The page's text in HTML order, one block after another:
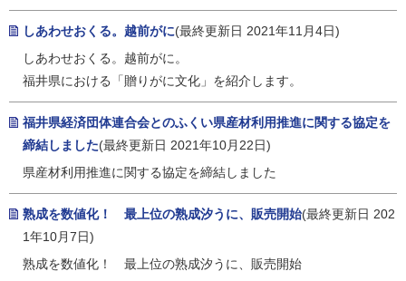
しあわせおくる。越前がに(最終更新日 2021年11月4日)
しあわせおくる。越前がに。
福井県における「贈りがに文化」を紹介します。
福井県経済団体連合会とのふくい県産材利用推進に関する協定を
締結しました(最終更新日 2021年10月22日)
県産材利用推進に関する協定を締結しました
熟成を数値化！ 最上位の熟成汐うに、販売開始(最終更新日 202
1年10月7日)
熟成を数値化！ 最上位の熟成汐うに、販売開始